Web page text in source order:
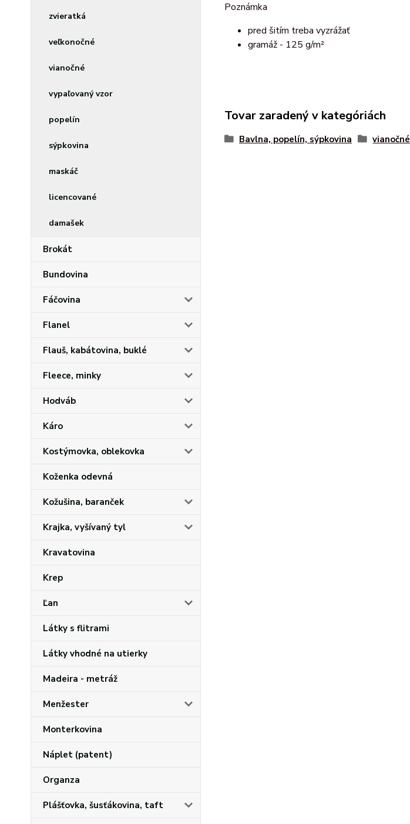
zvieratká
veľkonočné
vianočné
vypaľovaný vzor
popelín
sýpkovina
maskáč
licencované
damašek
Brokát
Bundovina
Fáčovina
Flanel
Flauš, kabátovina, buklé
Fleece, minky
Hodváb
Káro
Kostýmovka, oblekovka
Koženka odevná
Kožušina, baranček
Krajka, vyšívaný tyl
Kravatovina
Krep
Ľan
Látky s flitrami
Látky vhodné na utierky
Madeira - metráž
Menžester
Monterkovina
Náplet (patent)
Organza
Plášťovka, šusťákovina, taft
Poznámka
pred šitím treba vyzrážať
gramáž - 125 g/m²
Tovar zaradený v kategóriách
Bavlna, popelín, sýpkovina vianočné